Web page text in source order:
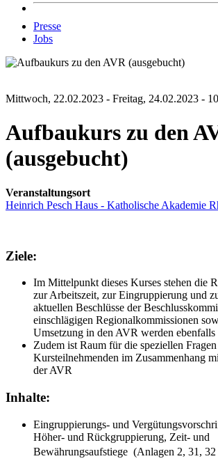
Presse
Jobs
Mittwoch, 22.02.2023 - Freitag, 24.02.2023 -
Aufbaukurs zu den
(ausgebucht)
Veranstaltungsort
Heinrich Pesch Haus - Katholische Akademie
Ziele:
Im Mittelpunkt dieses Kurses stehen die
zur Arbeitszeit, zur Eingruppierung und
aktuellen Beschlüsse der
einschlägigen Regionalkommissionen
Umsetzung in den AVR werden ebenfalls
Zudem ist Raum für die speziellen
Kursteilnehmenden im Zusammenhang
der AVR
Inhalte:
Eingruppierungs- und
Höher- und Rückgruppierung, Zeit- und
Bewährungsaufstiege  (Anlagen 2, 31,